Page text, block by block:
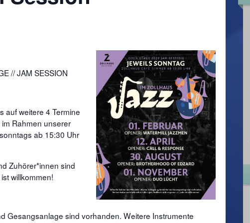
// JAM SESSION
auf weitere 4 Termine
Rahmen unserer
ab 15:30 Uhr
Zuhörer*innen sind
willkommen!
Gesangsanlage sind vorhanden. Weitere Instrumente